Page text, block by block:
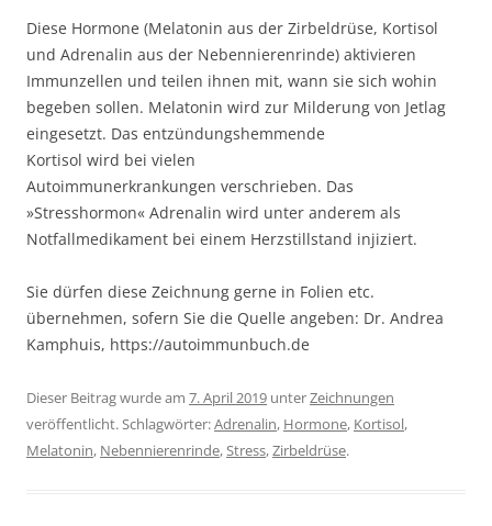
Diese Hormone (Melatonin aus der Zirbeldrüse, Kortisol
und Adrenalin aus der Nebennierenrinde) aktivieren
Immunzellen und teilen ihnen mit, wann sie sich wohin
begeben sollen. Melatonin wird zur Milderung von Jetlag
eingesetzt. Das entzündungshemmende
Kortisol wird bei vielen
Autoimmunerkrankungen verschrieben. Das
»Stresshormon« Adrenalin wird unter anderem als
Notfallmedikament bei einem Herzstillstand injiziert.
Sie dürfen diese Zeichnung gerne in Folien etc.
übernehmen, sofern Sie die Quelle angeben: Dr. Andrea
Kamphuis, https://autoimmunbuch.de
Dieser Beitrag wurde am 7. April 2019 unterZeichnungen
veröffentlicht. Schlagwörter:Adrenalin, Hormone, Kortisol,
Melatonin, Nebennierenrinde,Stress,Zirbeldrüse.